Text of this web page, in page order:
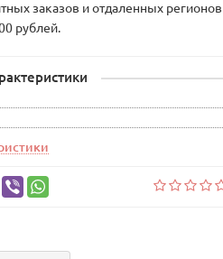
заказов и отдаленных
рублей.